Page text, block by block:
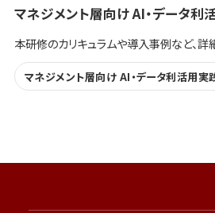
マネジメント層向け AI・データ利
本研修のカリキュラムや導入事例など、詳
マネジメント層向け AI・データ利活用